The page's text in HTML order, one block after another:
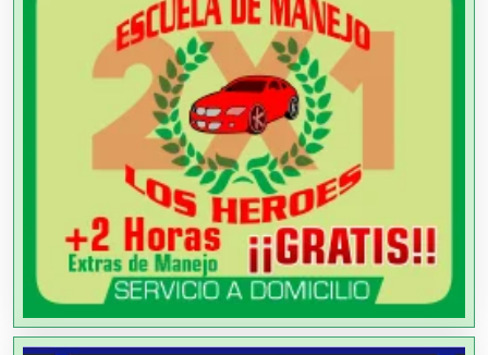
Análisis Clínicos
Análisis de Aguas
Animadores de Eventos
Aparatos y Equipos Eléctricos